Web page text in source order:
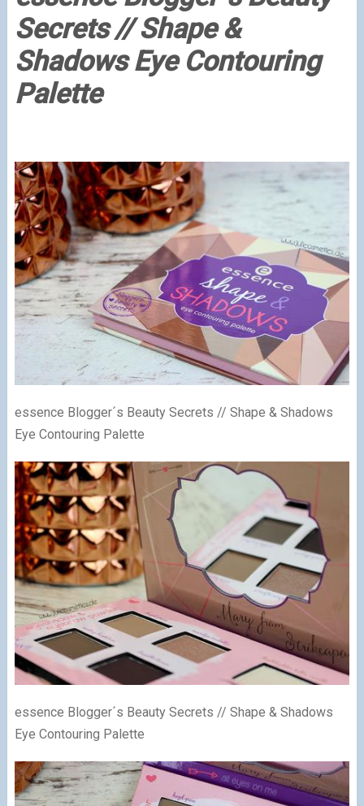
Secrets // Shape &
Shadows Eye Contouring
Palette
essence Blogger´s Beauty Secrets // Shape & Shadows
Eye Contouring Palette
essence Blogger´s Beauty Secrets // Shape & Shadows
Eye Contouring Palette